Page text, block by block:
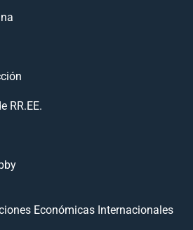
RR.EE.
Económicas Internacionales